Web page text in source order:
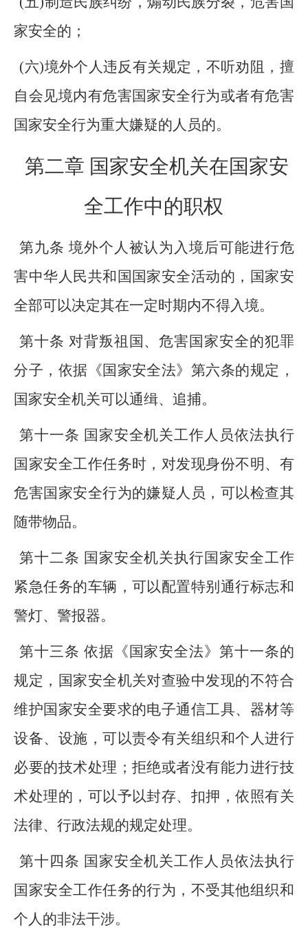
家安全的；
(六)境外个人违反有关规定，不听劝阻，擅
自会见境内有危害国家安全行为或者有危害
国家安全行为重大嫌疑的人员的。
第二章 国家安全机关在国家安
全工作中的职权
第九条 境外个人被认为入境后可能进行危
害中华人民共和国国家安全活动的，国家安
全部可以决定其在一定时期内不得入境。
第十条 对背叛祖国、危害国家安全的犯罪
分子，依据《国家安全法》第六条的规定，
国家安全机关可以通缉、追捕。
第十一条 国家安全机关工作人员依法执行
国家安全工作任务时，对发现身份不明、有
危害国家安全行为的嫌疑人员，可以检查其
随带物品。
第十二条 国家安全机关执行国家安全工作
紧急任务的车辆，可以配置特别通行标志和
警灯、警报器。
第十三条 依据《国家安全法》第十一条的
规定，国家安全机关对查验中发现的不符合
维护国家安全要求的电子通信工具、器材等
设备、设施，可以责令有关组织和个人进行
必要的技术处理；拒绝或者没有能力进行技
术处理的，可以予以封存、扣押，依照有关
法律、行政法规的规定处理。
第十四条 国家安全机关工作人员依法执行
国家安全工作任务的行为，不受其他组织和
个人的非法干涉。